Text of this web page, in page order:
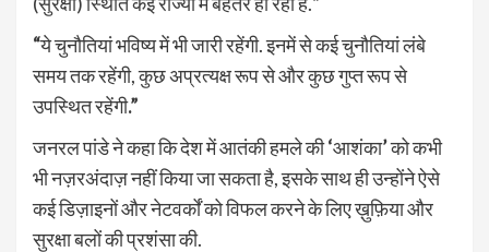
“ये चुनौतियां भविष्य में भी जारी रहेंगी. इनमें से कई चुनौतियां लंबे
समय तक रहेंगी, कुछ अप्रत्यक्ष रूप से और कुछ गुप्त रूप से
उपस्थित रहेंगी.”
जनरल पांडे ने कहा कि देश में आतंकी हमले की‘आशंका’को कभी
भी नज़रअंदाज़ नहीं किया जा सकता है, इसके साथ ही उन्होंने ऐसे
कई डिज़ाइनों और नेटवर्कों को विफल करने के लिए ख़ुफ़िया और
सुरक्षा बलों की प्रशंसा की.